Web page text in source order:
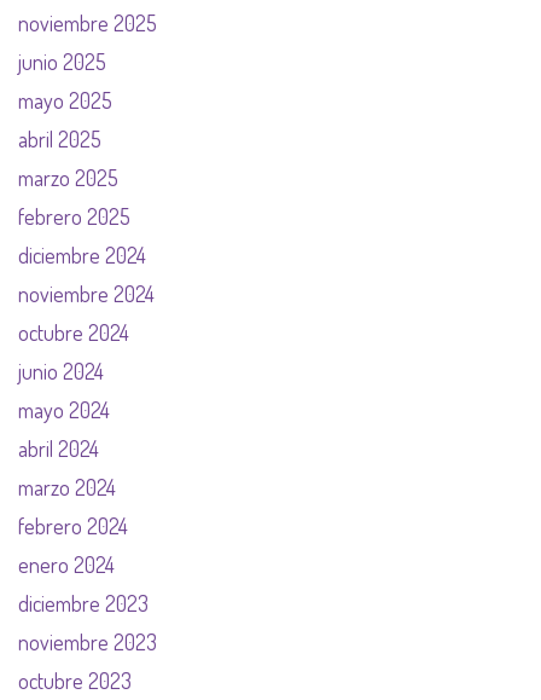
noviembre 2025
junio 2025
mayo 2025
abril 2025
marzo 2025
febrero 2025
diciembre 2024
noviembre 2024
octubre 2024
junio 2024
mayo 2024
abril 2024
marzo 2024
febrero 2024
enero 2024
diciembre 2023
noviembre 2023
octubre 2023